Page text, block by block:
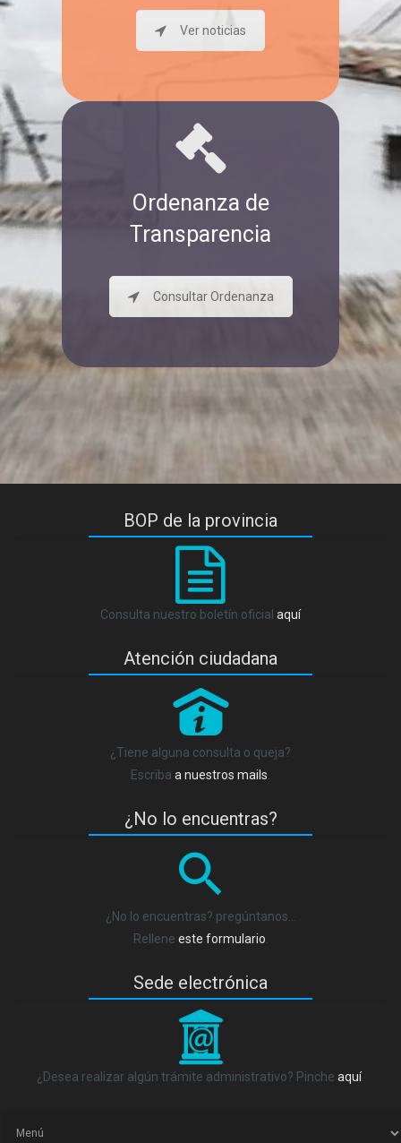
Ver noticias
Ordenanza de
Transparencia
Consultar Ordenanza
BOP de la provincia
Consulta nuestro boletín oficial aquí
Atención ciudadana
P
¿Tiene alguna consulta o queja?
Escriba a nuestros mails
¿No lo encuentras?
¿No lo encuentras? pregúntanos…
Rellene este formulario
Sede electrónica
_
¿Desea realizar algún trámite administrativo? Pinche aquí.